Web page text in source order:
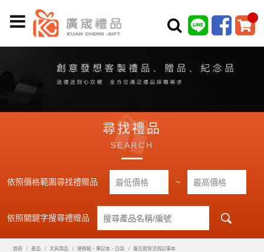
尋找禮品
SEARCH
依照價格範圍尋找禮贈品 ~
依照關鍵字搜尋禮贈品
首頁 產品 文具用品 便條紙、筆記本、日誌 復古皮質活頁記事本